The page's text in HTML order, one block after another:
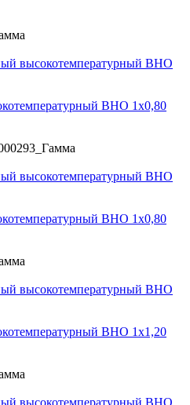
ВНО 1х0,80
ВНО 1х0,80
ВНО 1х1,20